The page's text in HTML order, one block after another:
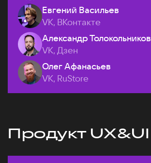
Евгений Васильев
VK, ВКонтакте
Александр Толокольников
VK, Дзен
Олег Афанасьев
VK, RuStore
Продукт UX&UI